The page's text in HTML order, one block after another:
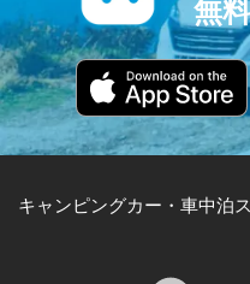
無
キャンピングカー・車中泊